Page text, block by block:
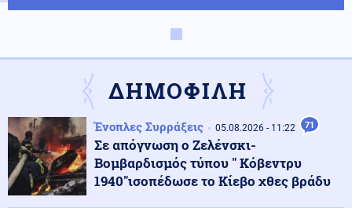
Κοινωνία
Υπόθεση Marfin: Στην Αθήνα σήμερα η 46χρονη από το
Λονδίνο
Κοινωνία
ΔΗΜΟΦΙΛΗ
Ένοπλες Συρράξεις 05.08.2026 - 11:22 71
Σε απόγνωση ο Ζελένσκι-
Βομβαρδισμός τύπου " Κόβεντρυ
1940"ισοπέδωσε το Κίεβο χθες βράδυ